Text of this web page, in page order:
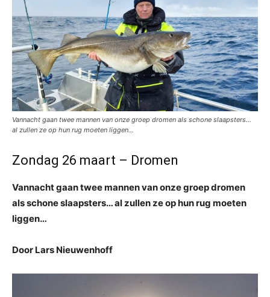
Vannacht gaan twee mannen van onze groep dromen als schone slaapsters…
al zullen ze op hun rug moeten liggen…
Zondag 26 maart – Dromen
Vannacht gaan twee mannen van onze groep dromen
als schone slaapsters… al zullen ze op hun rug moeten
liggen…
Door Lars Nieuwenhoff